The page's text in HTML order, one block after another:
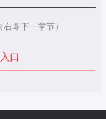
即下一章节）
口